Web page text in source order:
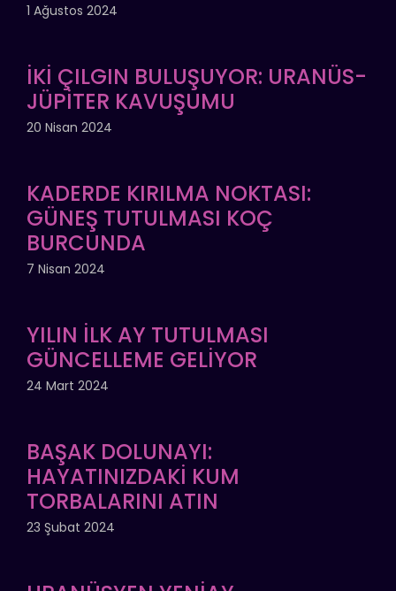
1 Ağustos 2024
İKİ ÇILGIN BULUŞUYOR: URANÜS-
JÜPİTER KAVUŞUMU
20 Nisan 2024
KADERDE KIRILMA NOKTASI:
GÜNEŞ TUTULMASI KOÇ
BURCUNDA
7 Nisan 2024
YILIN İLK AY TUTULMASI
GÜNCELLEME GELİYOR
24 Mart 2024
BAŞAK DOLUNAYI:
HAYATINIZDAKİ KUM
TORBALARINI ATIN
23 Şubat 2024